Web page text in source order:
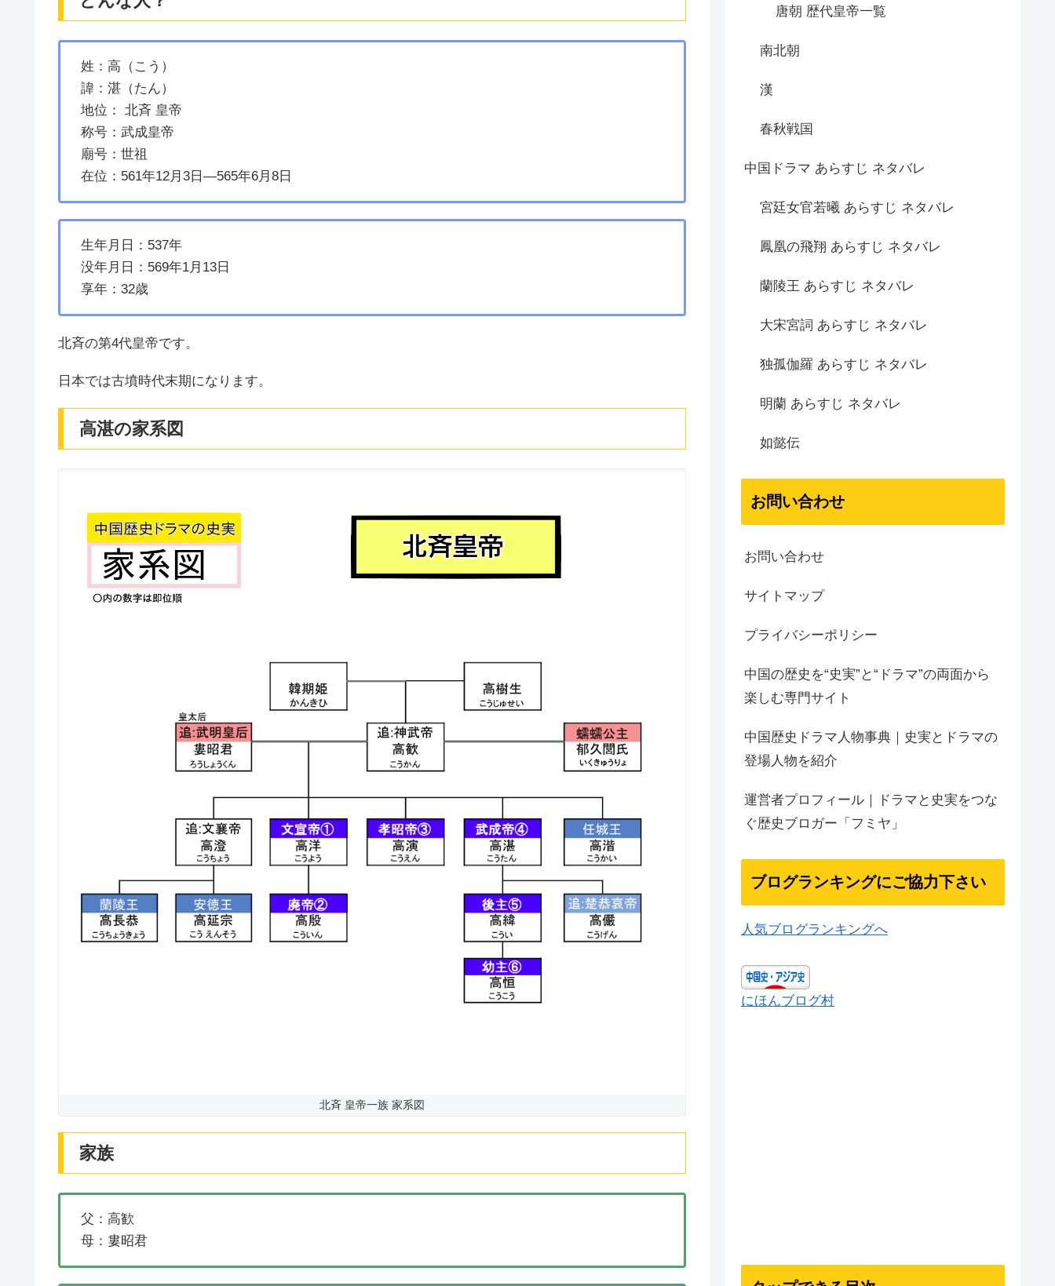
姓：高（こう）
諱：湛（たん）
地位： 北斉 皇帝
称号：武成皇帝
廟号：世祖
在位：561年12月3日—565年6月8日
生年月日：537年
没年月日：569年1月13日
享年：32歳
北斉の第4代皇帝です。
日本では古墳時代末期になります。
高湛の家系図
北斉 皇帝一族 家系図
家族
父：高歓
母：婁昭君
唐朝 歴代皇帝一覧
南北朝
漢
春秋戦国
中国ドラマ あらすじ ネタバレ
宮廷女官若曦 あらすじ ネタバレ
鳳凰の飛翔 あらすじ ネタバレ
蘭陵王 あらすじ ネタバレ
大宋宮詞 あらすじ ネタバレ
独孤伽羅 あらすじ ネタバレ
明蘭 あらすじ ネタバレ
如懿伝
お問い合わせ
お問い合わせ
サイトマップ
プライバシーポリシー
中国の歴史を“史実”と“ドラマ”の両面から
楽しむ専門サイト
中国歴史ドラマ人物事典｜史実とドラマの
登場人物を紹介
運営者プロフィール｜ドラマと史実をつな
ぐ歴史ブロガー「フミヤ」
ブログランキングにご協力下さい
人気ブログランキングへ
にほんブログ村